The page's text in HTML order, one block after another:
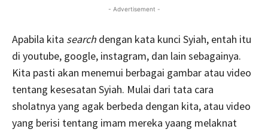
- Advertisement -
Apabila kita search dengan kata kunci Syiah, entah itu
di youtube, google, instagram, dan lain sebagainya.
Kita pasti akan menemui berbagai gambar atau video
tentang kesesatan Syiah. Mulai dari tata cara
sholatnya yang agak berbeda dengan kita, atau video
yang berisi tentang imam mereka yaang melaknat